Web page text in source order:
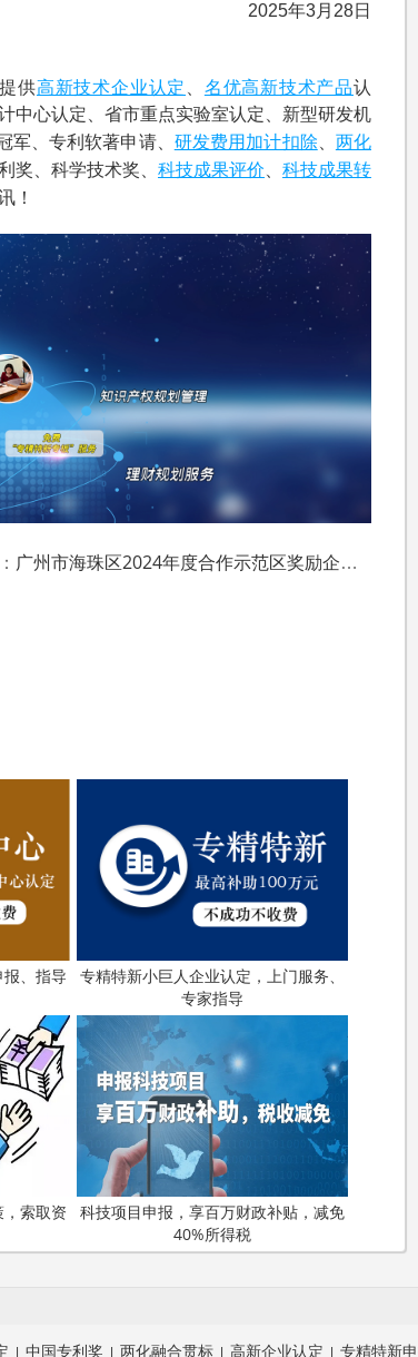
2025年3月28日
供高新技术企业认定 名优高新技术产品认
中心认定、省市重点实验室认定、新型研发机
军、专利软著申请、 研发费用加计扣除
两化
奖、科学技术奖、 科技成果评价
科技成果转
！
广州市海珠区2024年度合作示范区奖励企业名单的公示
、指导
专精特新小巨人企业认定，上门服务、
专家指导
索取资
科技项目申报，享百万财政补贴，减免
40%所得税
中国专利奖 两化融合贯标 高新企业认定 专精特新